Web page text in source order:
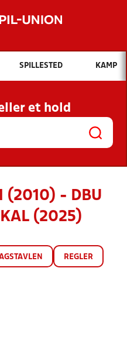
Hvad vil du søge efter?
OG NYHEDER
KLUBBER OG
SPILLESTED KAMP
et hold
(2010) - DBU
(2025)
REGLER